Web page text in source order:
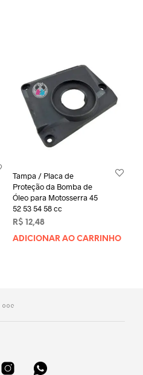
Tampa / Placa de
Proteção da Bomba de
Óleo para Motosserra 45
52 53 54 58 cc
R$ 12,48
ADICIONAR AO CARRINHO